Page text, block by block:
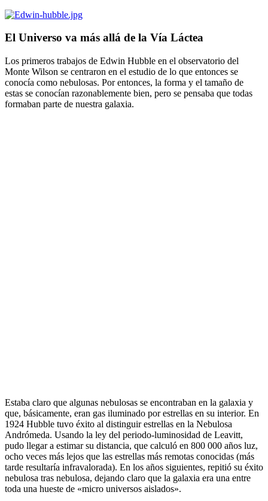
El Universo va más allá de la Vía Láctea
Los primeros trabajos de Edwin Hubble en el observatorio del
Monte Wilson se centraron en el estudio de lo que entonces se
conocía como nebulosas. Por entonces, la forma y el tamaño de
estas se conocían razonablemente bien, pero se pensaba que todas
formaban parte de nuestra galaxia.
Estaba claro que algunas nebulosas se encontraban en la galaxia y
que, básicamente, eran gas iluminado por estrellas en su interior. En
1924 Hubble tuvo éxito al distinguir estrellas en la Nebulosa
Andrómeda. Usando la ley del periodo-luminosidad de Leavitt,
pudo llegar a estimar su distancia, que calculó en 800 000 años luz,
ocho veces más lejos que las estrellas más remotas conocidas (más
tarde resultaría infravalorada). En los años siguientes, repitió su éxito
nebulosa tras nebulosa, dejando claro que la galaxia era una entre
toda una hueste de «micro universos aislados».